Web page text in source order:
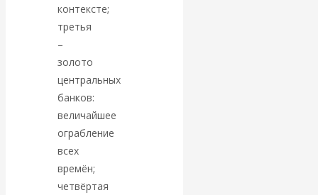
«Об этом
молчат»:
экономист
Валентин
Катасонов
считает, что
контексте;
третья
–
золото
центральных
банков:
величайшее
ограбление
всех
времён;
четвёртая